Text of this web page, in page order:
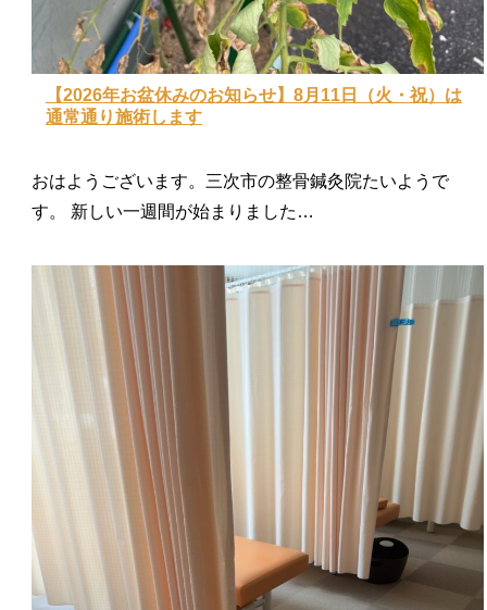
【2026年お盆休みのお知らせ】8月11日（火・祝）は
通常通り施術します
おはようございます。三次市の整骨鍼灸院たいようで
す。 新しい一週間が始まりました…